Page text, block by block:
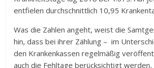
entfielen durchschnittlich 10,95
Was die Zahlen angeht, weist die
hin, dass bei ihrer Zählung – im
den Krankenkassen regelmäßig
auch die Fehltage berücksichtigt werden,